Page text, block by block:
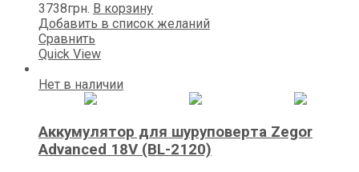
3738грн. В корзину
Добавить в список желаний
Сравнить
Quick View
Нет в наличии
Аккумулятор для шуруповерта Zegor
Advanced 18V (BL-2120)